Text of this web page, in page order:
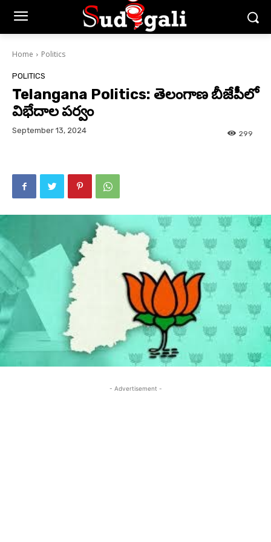
Home Politics
POLITICS
Telangana Politics: తెలంగాణ బీజేపీలో
విభేదాల పర్వం
September 13, 2024 299
- Advertisement -